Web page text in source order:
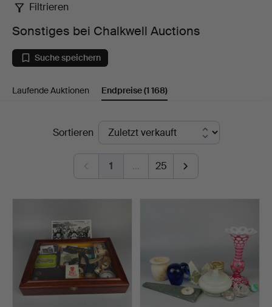
Sonstiges
bei
Chalkwell
Auctions
Filtrieren
Sonstiges bei Chalkwell Auctions
Suche speichern
Laufende Auktionen Endpreise(1 168)
EndpreiseSortieren
1 … 25